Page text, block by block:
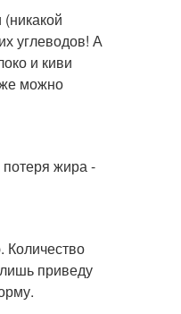
углеводов! А
и киви
можно
жира -
Количество
приведу